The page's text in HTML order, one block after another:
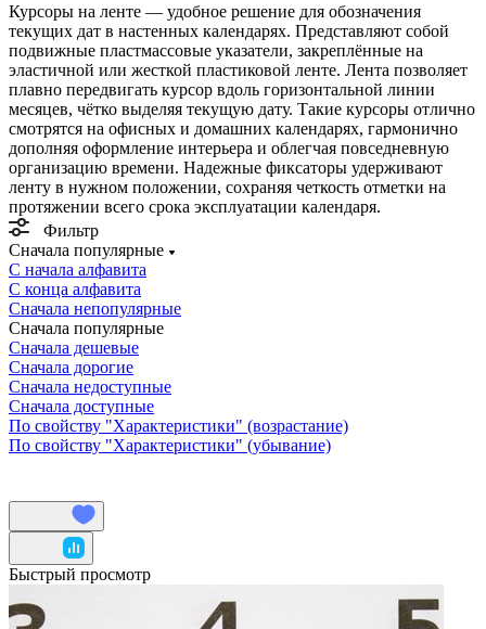
Курсоры на ленте — удобное решение для обозначения
текущих дат в настенных календарях. Представляют собой
подвижные пластмассовые указатели, закреплённые на
эластичной или жесткой пластиковой ленте. Лента позволяет
плавно передвигать курсор вдоль горизонтальной линии
месяцев, чётко выделяя текущую дату. Такие курсоры отлично
смотрятся на офисных и домашних календарях, гармонично
дополняя оформление интерьера и облегчая повседневную
организацию времени. Надежные фиксаторы удерживают
ленту в нужном положении, сохраняя четкость отметки на
протяжении всего срока эксплуатации календаря.
Фильтр
Сначала популярные
С начала алфавита
С конца алфавита
Сначала непопулярные
Сначала популярные
Сначала дешевые
Сначала дорогие
Сначала недоступные
Сначала доступные
По свойству "Характеристики" (возрастание)
По свойству "Характеристики" (убывание)
Быстрый просмотр